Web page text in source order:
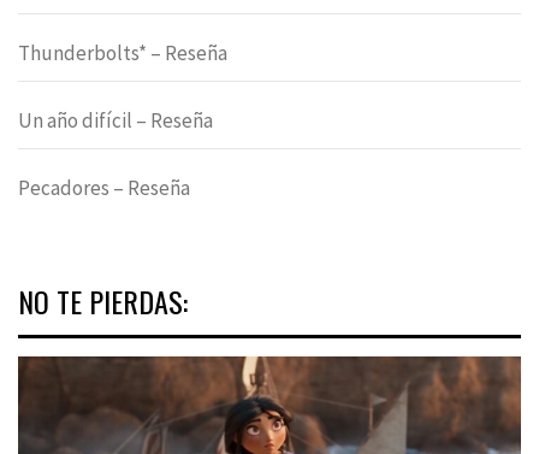
Thunderbolts* – Reseña
Un año difícil – Reseña
Pecadores – Reseña
NO TE PIERDAS: